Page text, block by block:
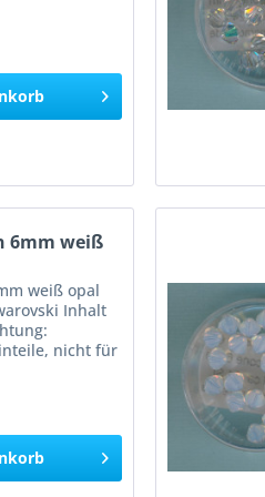
6mm weiß
weiß opal
Inhalt
nicht für